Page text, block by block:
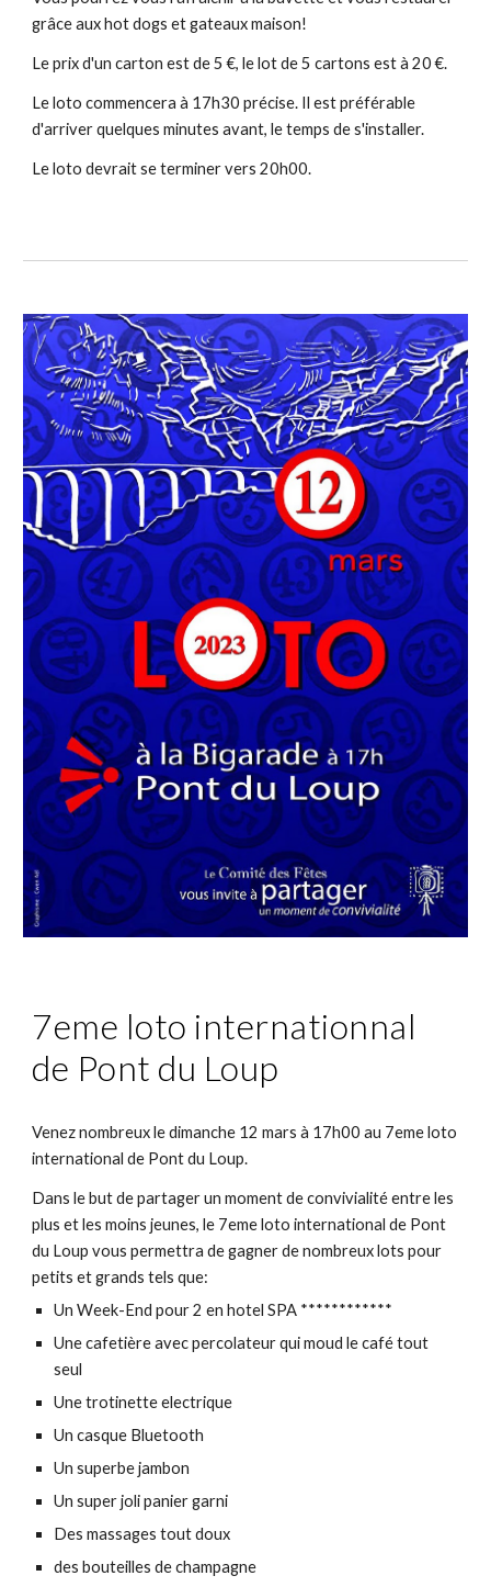
grâce aux hot dogs et gateaux maison!
Le prix d'un carton est de 5 €, le lot de 5 cartons est à 20 €.
Le loto commencera à 17h30 précise. Il est préférable
d'arriver quelques minutes avant, le temps de s'installer.
Le loto devrait se terminer vers 20h00.
7eme loto internationnal
de Pont du Loup
Venez nombreux le dimanche 12 mars à 17h00 au 7eme loto
international de Pont du Loup.
Dans le but de partager un moment de convivialité entre les
plus et les moins jeunes, le 7eme loto international de Pont
du Loup vous permettra de gagner de nombreux lots pour
petits et grands tels que:
Un Week-End pour 2 en hotel SPA ************
Une cafetière avec percolateur qui moud le café tout
seul
Une trotinette electrique
Un casque Bluetooth
Un superbe jambon
Un super joli panier garni
Des massages tout doux
des bouteilles de champagne